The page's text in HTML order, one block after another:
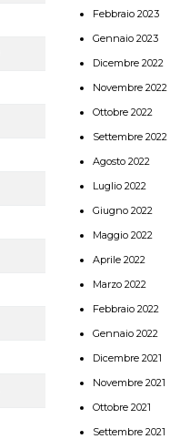
Febbraio 2023
Gennaio 2023
Dicembre 2022
Novembre 2022
Ottobre 2022
Settembre 2022
Agosto 2022
Luglio 2022
Giugno 2022
Maggio 2022
Aprile 2022
Marzo 2022
Febbraio 2022
Gennaio 2022
Dicembre 2021
Novembre 2021
Ottobre 2021
Settembre 2021